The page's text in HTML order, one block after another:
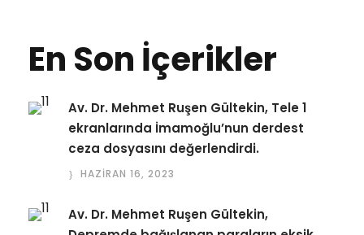
En Son İçerikler
Av. Dr. Mehmet Ruşen Gültekin, Tele 1
ekranlarında İmamoğlu’nun derdest
ceza dosyasını değerlendirdi.
HAZIRAN 16, 2023
Av. Dr. Mehmet Ruşen Gültekin,